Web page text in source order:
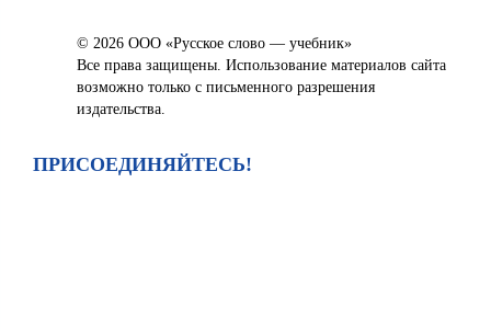
© 2026 ООО «Русское слово — учебник»
Все права защищены. Использование материалов сайта
возможно только с письменного разрешения
издательства.
ПРИСОЕДИНЯЙТЕСЬ!